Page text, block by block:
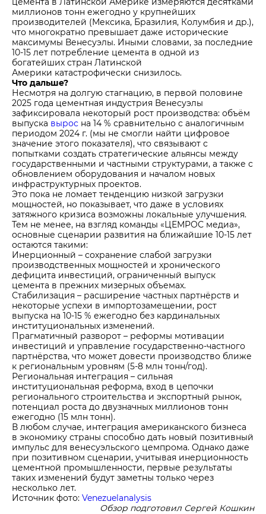
миллионов тонн ежегодно у крупнейших
производителей (Мексика, Бразилия, Колумбия и др.),
что многократно превышает даже исторические
максимумы Венесуэлы. Иными словами, за последние
10-15 лет потребление цемента в одной из
богатейших стран Латинской
Америки катастрофически снизилось.
Что дальше?
Несмотря на долгую стагнацию, в первой половине
2025 года цементная индустрия Венесуэлы
зафиксировала некоторый рост производства: объём
выпуска вырос на 14 % сравнительно с аналогичным
периодом 2024 г. (мы не смогли найти цифровое
значение этого показателя), что связывают с
попытками создать стратегические альянсы между
государственными и частными структурами, а также с
обновлением оборудования и началом новых
инфраструктурных проектов.
Это пока не ломает тенденцию низкой загрузки
мощностей, но показывает, что даже в условиях
затяжного кризиса возможны локальные улучшения.
Тем не менее, на взгляд команды «ЦЕМРОС медиа»,
основные сценарии развития на ближайшие 10-15 лет
остаются такими:
Инерционный – сохранение слабой загрузки
производственных мощностей и хронического
дефицита инвестиций, ограниченный выпуск
цемента в прежних мизерных объемах.
Стабилизация – расширение частных партнёрств и
некоторые успехи в импортозамещении, рост
выпуска на 10-15 % ежегодно без кардинальных
институциональных изменений.
Прагматичный разворот – реформы мотивации
инвестиций и управление государственно-частного
партнёрства, что может довести производство ближе
к региональным уровням (5-8 млн тонн/год).
Региональная интеграция – сильная
институциональная реформа, вход в цепочки
регионального строительства и экспортный рынок,
потенциал роста до двузначных миллионов тонн
ежегодно (15 млн тонн).
В любом случае, интеграция американского бизнеса
в экономику страны способно дать новый позитивный
импульс для венесуэльского цемпрома. Однако даже
при позитивном сценарии, учитывая инерционность
цементной промышленности, первые результаты
таких изменений будут заметны только через
несколько лет.
Источник фото: Venezuelanalysis
Обзор подготовил Сергей Кошкин